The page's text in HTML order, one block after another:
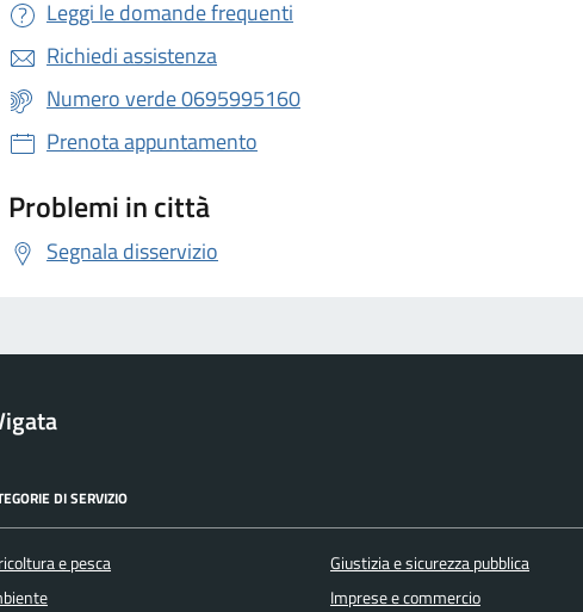
Leggi le domande frequenti
Richiedi assistenza
Numero verde 0695995160
Prenota appuntamento
Problemi in città
Segnala disservizio
DI SERVIZIO
e pesca
Giustizia e sicurezza pubblica
Imprese e commercio